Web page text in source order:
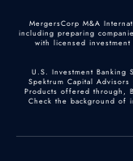
MergersCorp M&A
including preparing
with licensed
U.S. Investment Banking
Spektrum Capital
Products offered through,
Check the background of